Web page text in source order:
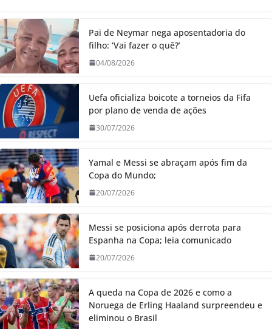
Pai de Neymar nega aposentadoria do
filho: ‘Vai fazer o quê?’
04/08/2026
Uefa oficializa boicote a torneios da Fifa
por plano de venda de ações
30/07/2026
Yamal e Messi se abraçam após fim da
Copa do Mundo;
20/07/2026
Messi se posiciona após derrota para
Espanha na Copa; leia comunicado
20/07/2026
A queda na Copa de 2026 e como a
Noruega de Erling Haaland surpreendeu e
eliminou o Brasil